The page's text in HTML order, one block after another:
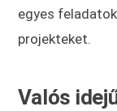
egyes
projekteket.
Valós